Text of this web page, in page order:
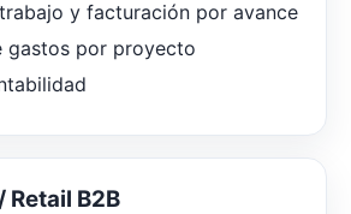
y facturación por avance
gastos por proyecto
B2B